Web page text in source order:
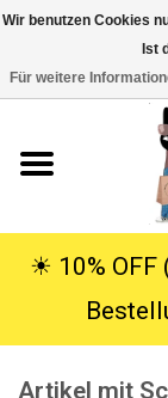
Kuscheltiere
SALE
☀︎ 10% OFF
Artikel mit
Wir benutzen Cookies
Ist
Für weitere